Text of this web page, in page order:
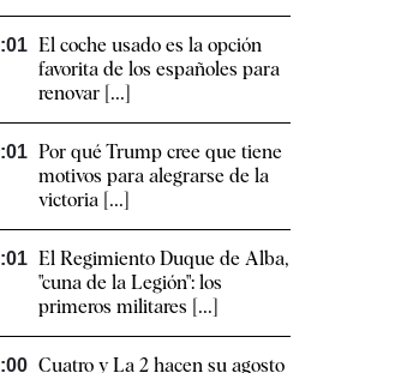
Felipe VI se
a visitar
Galicia activa el
hantavirus tras el
un turista [...]
El coche usado es la opción
favorita de los españoles para
renovar [...]
Por qué Trump cree que tiene
motivos para alegrarse de la
victoria [...]
El Regimiento Duque de Alba,
"cuna de la Legión": los
primeros militares [...]
Cuatro y La 2 hacen su agosto